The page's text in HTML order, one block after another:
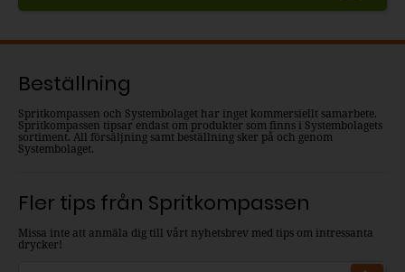
Beställning
Spritkompassen och Systembolaget har inget kommersiellt samarbete.
Spritkompassen tipsar endast om produkter som finns i Systembolagets
sortiment. All försäljning samt beställning sker på och genom
Systembolaget.
Fler tips från Spritkompassen
Missa inte att anmäla dig till vårt nyhetsbrev med tips om intressanta
drycker!